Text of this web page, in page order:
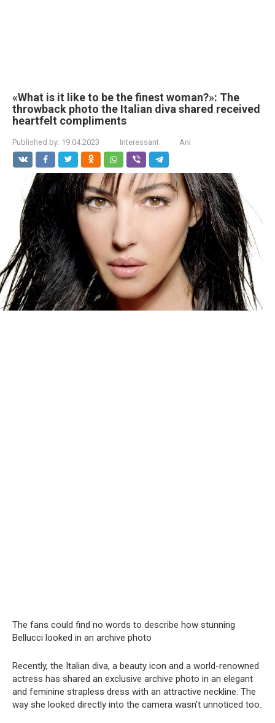
«What is it like to be the finest woman?»: The
throwback photo the Italian diva shared received
heartfelt compliments
Published by: 19.04.2023 Interessant Ani
The fans could find no words to describe how stunning
Bellucci looked in an archive photo
Recently, the Italian diva, a beauty icon and a world-renowned
actress has shared an exclusive archive photo in an elegant
and feminine strapless dress with an attractive neckline. The
way she looked directly into the camera wasn’t unnoticed too.